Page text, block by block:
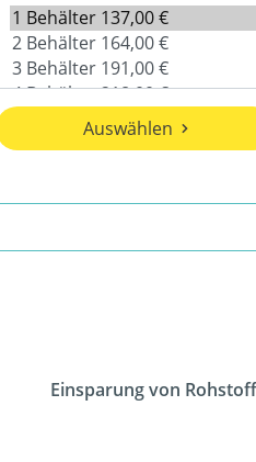
Auswählen
Einsparung von